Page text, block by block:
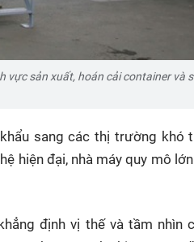
sản xuất, hoán cải container và
sang các thị trường khó
hiện đại, nhà máy quy mô
định vị thế và tầm nhìn